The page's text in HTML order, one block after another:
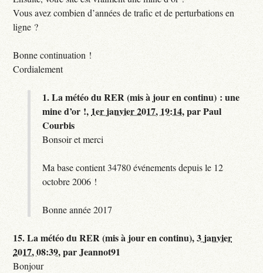
Vous avez combien d’années de trafic et de perturbations en
ligne ?
Bonne continuation !
Cordialement
1.La météo du RER (mis à jour en continu) : une
mine d’or !, 1er janvier 2017, 19:14,parPaul
Courbis
Bonsoir et merci
Ma base contient 34780 événements depuis le 12
octobre 2006 !
Bonne année 2017
15.La météo du RER (mis à jour en continu),3 janvier
2017, 08:39,parJeannot91
Bonjour